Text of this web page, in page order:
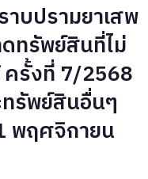
บปรามยาเสพ
ทรัพย์สินที่ไม่
ครั้งที่ 7/2568
ทรัพย์สินอื่นๆ
พฤศจิกายน